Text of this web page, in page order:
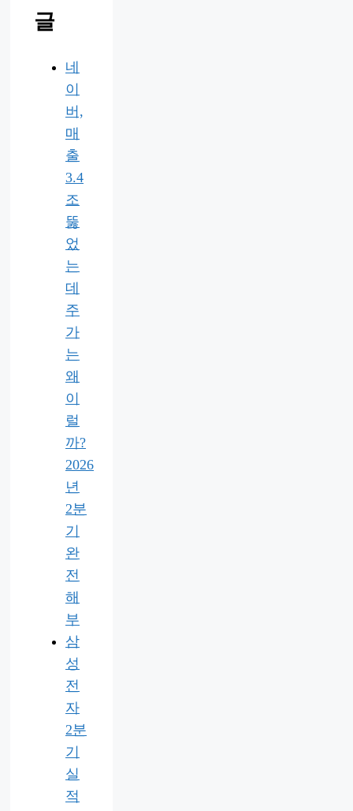
글
네
이
버,
매
출
3.4
조
뚫
었
는
데
주
가
는
왜
이
럴
까?
2026
년
2분
기
완
전
해
부
삼
성
전
자
2분
기
실
적